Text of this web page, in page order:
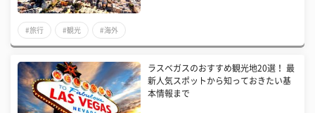
#旅行 #観光 #海外
ラスベガスのおすすめ観光地20選！ 最
新人気スポットから知っておきたい基
本情報まで